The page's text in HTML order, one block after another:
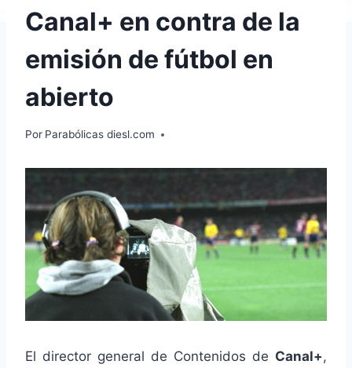
Canal+ en contra de la
emisión de fútbol en
abierto
Por Parabólicas diesl.com
El director general de Contenidos de Canal+ ,